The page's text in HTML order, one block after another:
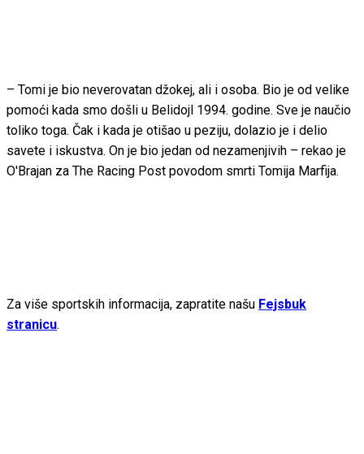
– Tomi je bio neverovatan džokej, ali i osoba. Bio je od velike
pomoći kada smo došli u Belidojl 1994. godine. Sve je naučio
toliko toga. Čak i kada je otišao u peziju, dolazio je i delio
savete i iskustva. On je bio jedan od nezamenjivih – rekao je
O'Brajan za The Racing Post povodom smrti Tomija Marfija.
Za više sportskih informacija, zapratite našu Fejsbuk
stranicu.